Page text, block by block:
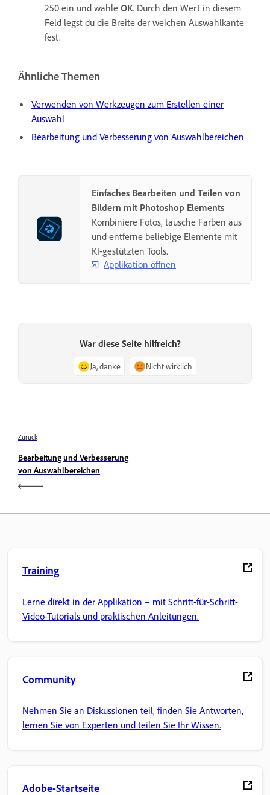
250 ein und wähle OK. Durch den Wert in diesem
Feld legst du die Breite der weichen Auswahlkante
fest.
Ähnliche Themen
Verwenden von Werkzeugen zum Erstellen einer
Auswahl
Bearbeitung und Verbesserung von Auswahlbereichen
Einfaches Bearbeiten und Teilen von
Bildern mit Photoshop Elements
Kombiniere Fotos, tausche Farben aus
und entferne beliebige Elemente mit
KI-gestützten Tools.
Applikation öffnen
War diese Seite hilfreich?
Ja, danke Nicht wirklich
Zurück
Bearbeitung und Verbesserung
von Auswahlbereichen
Training
Lerne direkt in der Applikation – mit Schritt-für-Schritt-
Video-Tutorials und praktischen Anleitungen.
Community
Nehmen Sie an Diskussionen teil, finden Sie Antworten,
lernen Sie von Experten und teilen Sie Ihr Wissen.
Adobe-Startseite